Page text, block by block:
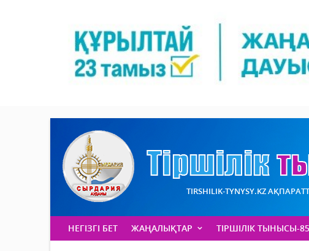
TIRSHILIK-TYNYSY.KZ
НЕГІЗГІ БЕТ ЖАҢАЛЫҚТАР ТІРШІЛІК ТЫНЫСЫ-85